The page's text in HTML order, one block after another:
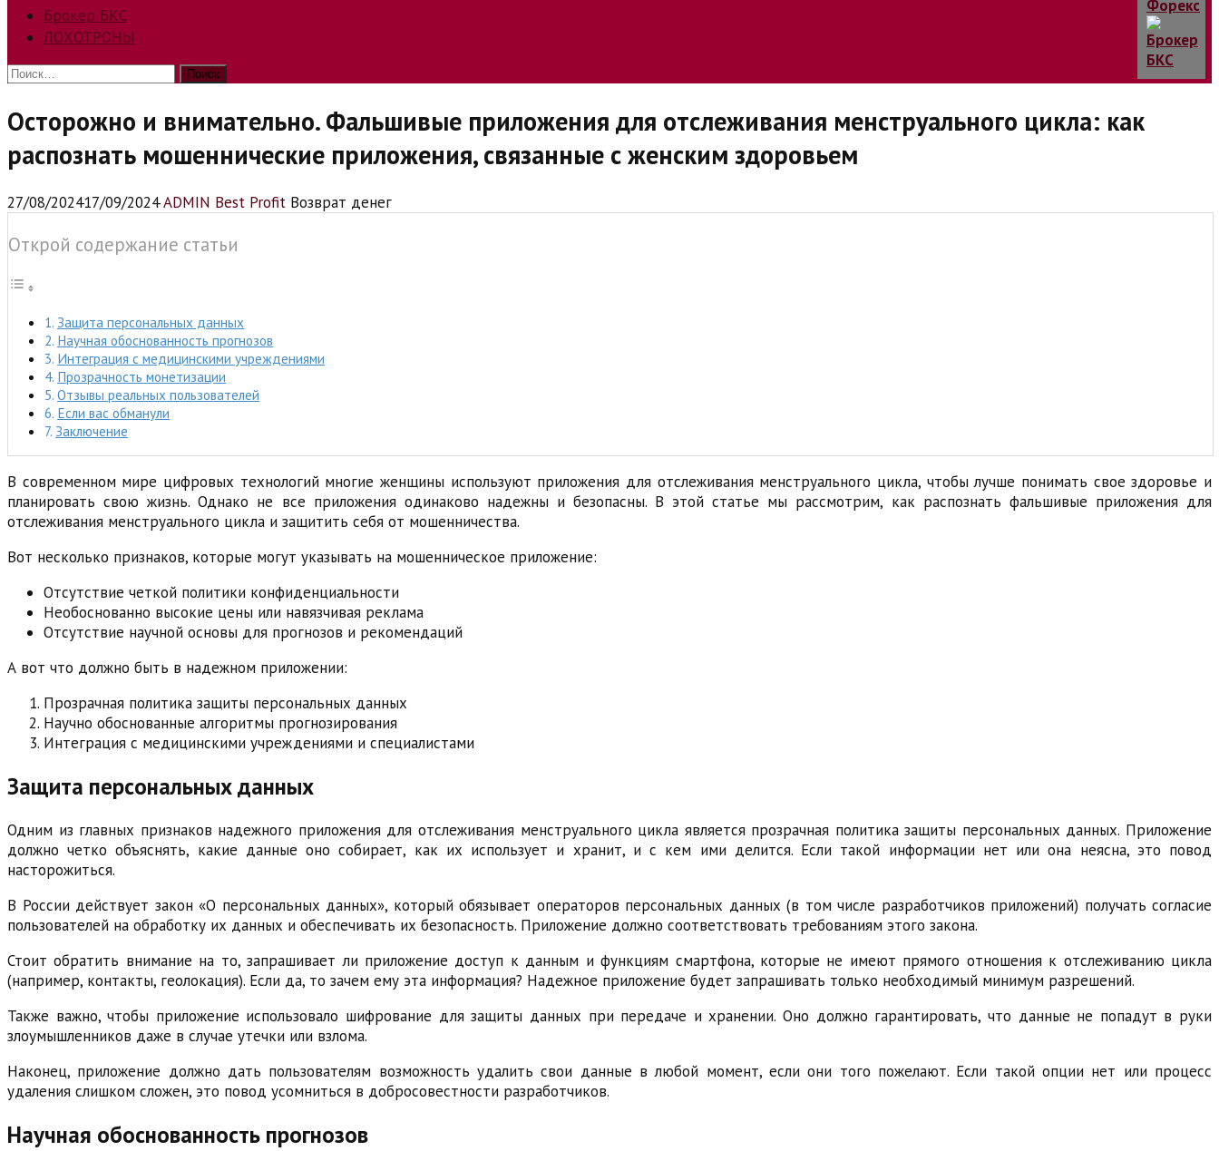
Брокер БКС
ЛОХОТРОНЫ
Найти:
Осторожно и внимательно. Фальшивые приложения для отслеживания менструального цикла: как
распознать мошеннические приложения, связанные с женским здоровьем
27/08/202417/09/2024ADMIN Best Profit Возврат денег
Открой содержание статьи
Защита персональных данных
Научная обоснованность прогнозов
Интеграция с медицинскими учреждениями
Прозрачность монетизации
Отзывы реальных пользователей
Если вас обманули
Заключение
В современном мире цифровых технологий многие женщины используют приложения для отслеживания менструального цикла, чтобы лучше понимать свое здоровье и
планировать свою жизнь. Однако не все приложения одинаково надежны и безопасны. В этой статье мы рассмотрим, как распознать фальшивые приложения для
отслеживания менструального цикла и защитить себя от мошенничества.
Вот несколько признаков, которые могут указывать на мошенническое приложение:
Отсутствие четкой политики конфиденциальности
Необоснованно высокие цены или навязчивая реклама
Отсутствие научной основы для прогнозов и рекомендаций
А вот что должно быть в надежном приложении:
Прозрачная политика защиты персональных данных
Научно обоснованные алгоритмы прогнозирования
Интеграция с медицинскими учреждениями и специалистами
Защита персональных данных
Одним из главных признаков надежного приложения для отслеживания менструального цикла является прозрачная политика защиты персональных данных. Приложение
должно четко объяснять, какие данные оно собирает, как их использует и хранит, и с кем ими делится. Если такой информации нет или она неясна, это повод
насторожиться.
В России действует закон «О персональных данных», который обязывает операторов персональных данных (в том числе разработчиков приложений) получать согласие
пользователей на обработку их данных и обеспечивать их безопасность. Приложение должно соответствовать требованиям этого закона.
Стоит обратить внимание на то, запрашивает ли приложение доступ к данным и функциям смартфона, которые не имеют прямого отношения к отслеживанию цикла
(например, контакты, геолокация). Если да, то зачем ему эта информация? Надежное приложение будет запрашивать только необходимый минимум разрешений.
Также важно, чтобы приложение использовало шифрование для защиты данных при передаче и хранении. Оно должно гарантировать, что данные не попадут в руки
злоумышленников даже в случае утечки или взлома.
Наконец, приложение должно дать пользователям возможность удалить свои данные в любой момент, если они того пожелают. Если такой опции нет или процесс
удаления слишком сложен, это повод усомниться в добросовестности разработчиков.
Научная обоснованность прогнозов